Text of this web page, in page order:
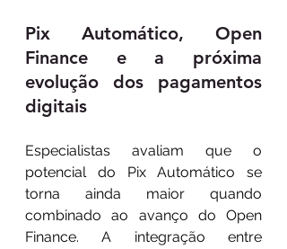
Pix Automático, Open
Finance e a próxima
evolução dos pagamentos
digitais
Especialistas avaliam que o
potencial do Pix Automático se
torna ainda maior quando
combinado ao avanço do Open
Finance. A integração entre